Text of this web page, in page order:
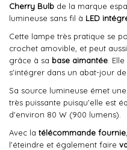
Cherry Bulb de la marque
lumineuse sans fil à LED
Cette lampe très pratique se
crochet amovible, et peut
grâce à sa base aimantée .
s'intégrer dans un abat-jour
Sa source lumineuse émet
très puissante puisqu'elle est
d'environ 80 W (900 lumens).
Avec la télécommande fournie
l'éteindre et également faire